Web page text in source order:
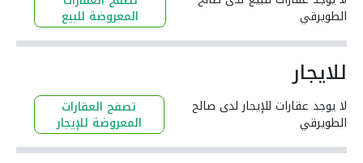
الطويرقي المعروضة للبيع
للايجار
لا يوجد عقارات للإيجار لدى صالح
الطويرقي
تصفح العقارات
المعروضة للإيجار